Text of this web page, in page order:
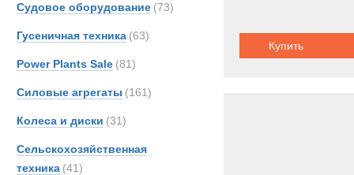
Судовое оборудование (73)
Гусеничная техника (63)
Power Plants Sale (81)
Силовые агрегаты (161)
Колеса и диски (31)
Сельскохозяйственная
техника (41)
Купить